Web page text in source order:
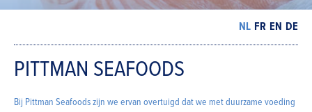
NL FR EN DE
PITTMAN SEAFOODS
Bij Pittman Seafoods zijn we ervan overtuigd dat we met duurzame voeding